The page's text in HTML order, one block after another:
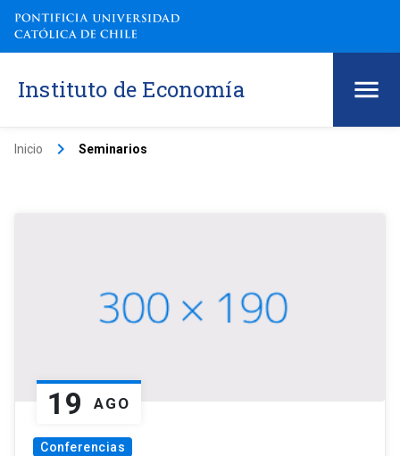
Instituto de Economía
Inicio keyboard_arrow_right Seminarios
19 AGO
Conferencias